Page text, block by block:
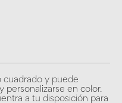
cuadrado y puede
personalizarse en color.
a tu disposición para